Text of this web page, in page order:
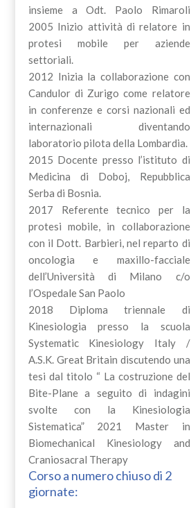
insieme a Odt. Paolo Rimaroli
2005 Inizio attività di relatore in
protesi mobile per aziende
settoriali.
2012 Inizia la collaborazione con
Candulor di Zurigo come relatore
in conferenze e corsi nazionali ed
internazionali diventando
laboratorio pilota della Lombardia.
2015 Docente presso l’istituto di
Medicina di Doboj, Repubblica
Serba di Bosnia.
2017 Referente tecnico per la
protesi mobile, in collaborazione
con il Dott. Barbieri, nel reparto di
oncologia e maxillo-facciale
dell’Università di Milano c/o
l’Ospedale San Paolo
2018 Diploma triennale di
Kinesiologia presso la scuola
Systematic Kinesiology Italy /
A.S.K. Great Britain discutendo una
tesi dal titolo “ La costruzione del
Bite-Plane a seguito di indagini
svolte con la Kinesiologia
Sistematica” 2021 Master in
Biomechanical Kinesiology and
Craniosacral Therapy
Corso a numero chiuso di 2
giornate: